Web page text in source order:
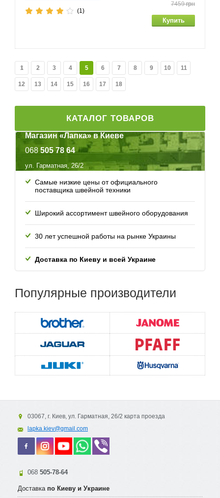
7459грн
(1)
1 2 3 4 5 6 7 8 9 10 11
12 13 14 15 16 17 18
КАТАЛОГ ТОВАРОВ
Магазин «Лапка» в Киеве
068 505 78 64
ул. Гарматная, 26/2
Самые низкие цены от официального
поставщика швейной техники
Широкий ассортимент швейного оборудования
30 лет успешной работы на рынке Украины
Доставка по Киеву и всей Украине
Популярные производители
03067, г. Киев, ул. Гарматная, 26/2 карта проезда
lapka.kiev@gmail.com
068 505-78-64
Доставка по Киеву и Украине